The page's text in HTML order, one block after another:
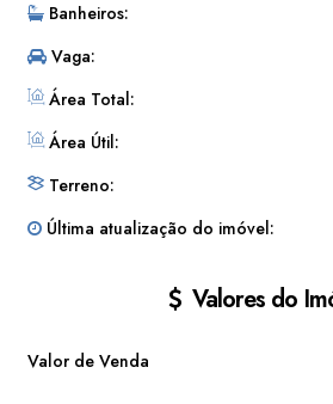
Banheiros:
Vaga:
Área Total:
Área Útil:
Terreno:
Última atualização do imóvel:
Valores do
Valor de Venda